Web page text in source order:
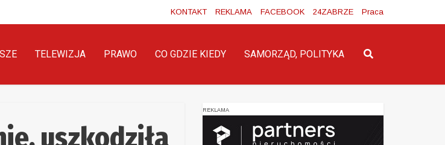
KONTAKT REKLAMA FACEBOOK 24ZABRZE Praca
TELEWIZJA PRAWO CO GDZIE KIEDY SAMORZĄD, POLITYKA
uszkodziła
REKLAMA